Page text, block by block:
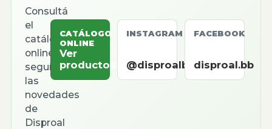
Consultá
el
catálogo
online,
seguí
las
novedades
de
Disproal
CATÁLOGO
ONLINE
Ver
productos
INSTAGRAM
@disproalbb
FACEBOOK
disproal.bb